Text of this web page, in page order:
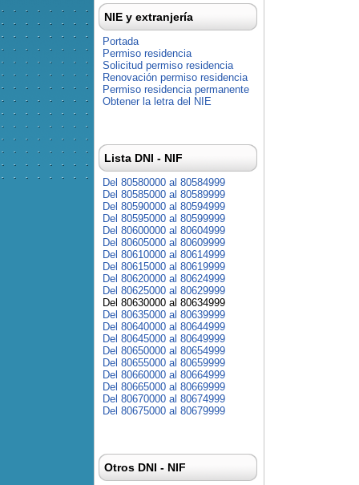
NIE y extranjería
Portada
Permiso residencia
Solicitud permiso residencia
Renovación permiso residencia
Permiso residencia permanente
Obtener la letra del NIE
Lista DNI - NIF
Del 80580000 al 80584999
Del 80585000 al 80589999
Del 80590000 al 80594999
Del 80595000 al 80599999
Del 80600000 al 80604999
Del 80605000 al 80609999
Del 80610000 al 80614999
Del 80615000 al 80619999
Del 80620000 al 80624999
Del 80625000 al 80629999
Del 80630000 al 80634999
Del 80635000 al 80639999
Del 80640000 al 80644999
Del 80645000 al 80649999
Del 80650000 al 80654999
Del 80655000 al 80659999
Del 80660000 al 80664999
Del 80665000 al 80669999
Del 80670000 al 80674999
Del 80675000 al 80679999
Otros DNI - NIF